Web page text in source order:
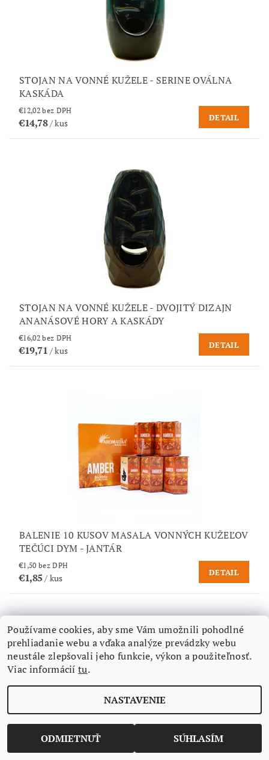
STOJAN NA VONNÉ KUŽELE - SERINE OVÁLNA
KASKÁDA
€12,02 bez DPH
€14,78/ kus
DETAIL
STOJAN NA VONNÉ KUŽELE - DVOJITÝ DIZAJN
ANANÁSOVÉ HORY A KASKÁDY
€16,02 bez DPH
€19,71 / kus
DETAIL
BALENIE 10 KUSOV MASALA VONNÝCH KUŽEĽOV
TEČÚCI DYM - JANTÁR
€1,50 bez DPH
€1,85/ kus
DETAIL
Používame cookies, aby sme Vám umožnili pohodlné
prehliadanie webu a vďaka analýze prevádzky webu
neustále zlepšovali jeho funkcie, výkon a použiteľnosť.
Viac informáciítu.
NASTAVENIE
ODMIETNUŤ SÚHLASÍM